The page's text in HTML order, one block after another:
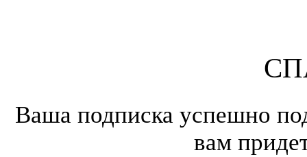
Ваша подписка успешно
вам